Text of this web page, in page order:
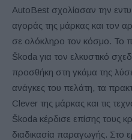
AutoBest σχολίασαν την
αγοράς της μάρκας και τον
σε ολόκληρο τον κόσμο. Το
Škoda για τον ελκυστικό
προσθήκη στη γκάμα της
ανάγκες του πελάτη, τα
Clever της μάρκας και τις
Škoda κέρδισε επίσης τους
διαδικασία παραγωγής. Στο